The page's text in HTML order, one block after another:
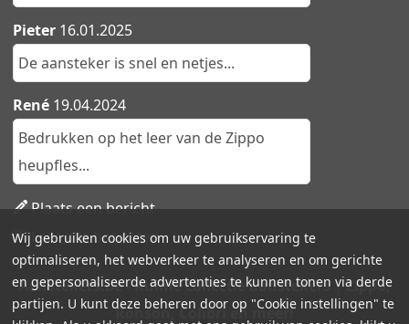
Pieter 16.01.2025
De aansteker is snel en netjes...
René 19.04.2024
Bedrukken op het leer van de Zippo
heupfles...
Plaats een bericht
Lees alle berichten
Aanstekers.be - Ruime collectie aanstekers | Zippo,
Ronson, Colibri en meer!
Wij gebruiken cookies om uw gebruikservaring te
optimaliseren, het webverkeer te analyseren en om gerichte
en gepersonaliseerde advertenties te kunnen tonen via derde
partijen. U kunt deze beheren door op "Cookie instellingen" te